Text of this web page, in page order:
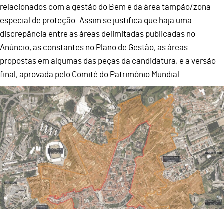
relacionados com a gestão do Bem e da área tampão/zona
especial de proteção. Assim se justifica que haja uma
discrepância entre as áreas delimitadas publicadas no
Anúncio, as constantes no Plano de Gestão, as áreas
propostas em algumas das peças da candidatura, e a versão
final, aprovada pelo Comité do Património Mundial: